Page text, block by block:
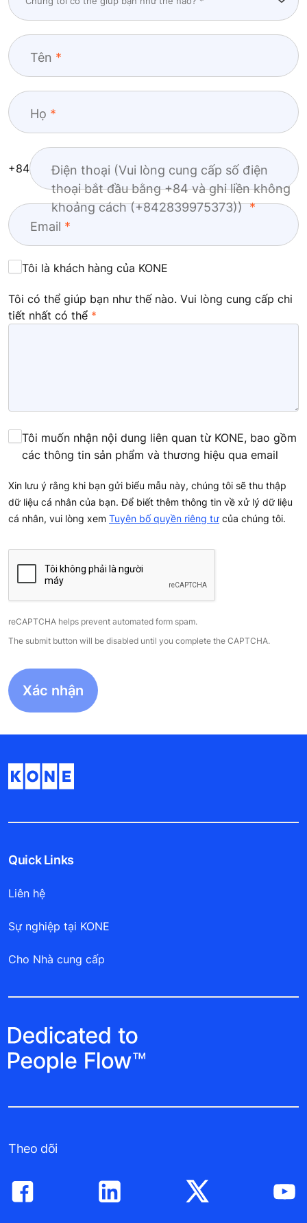
Tên
Họ
Điện thoại (Vui lòng cung cấp số điện
thoại bắt đầu bằng +84 và ghi liền không
khoảng cách (+842839975373))
+84
Email
Tôi là khách hàng của KONE
Tôi có thể giúp bạn như thế nào. Vui lòng cung cấp chi
tiết nhất có thể
Tôi muốn nhận nội dung liên quan từ KONE, bao gồm
các thông tin sản phẩm và thương hiệu qua email
Xin lưu ý rằng khi bạn gửi biểu mẫu này, chúng tôi sẽ thu thập
dữ liệu cá nhân của bạn. Để biết thêm thông tin về xử lý dữ liệu
cá nhân, vui lòng xem Tuyên bố quyền riêng tư của chúng tôi.
reCAPTCHA helps prevent automated form spam.
The submit button will be disabled until you complete the CAPTCHA.
Quick Links
Liên hệ
Sự nghiệp tại KONE
Cho Nhà cung cấp
Theo dõi